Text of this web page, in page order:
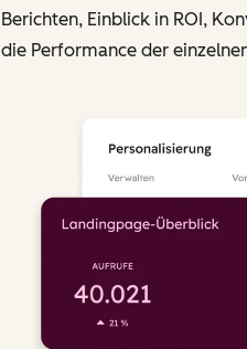
Berichten, Einblick in ROI,
die Performance der